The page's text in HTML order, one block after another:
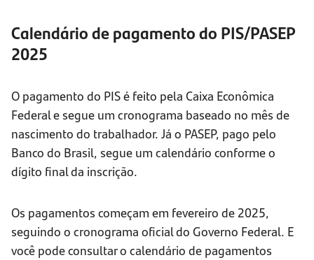
Calendário de pagamento do PIS/PASEP
2025
O pagamento do PIS é feito pela Caixa Econômica
Federal e segue um cronograma baseado no mês de
nascimento do trabalhador. Já o PASEP, pago pelo
Banco do Brasil, segue um calendário conforme o
dígito final da inscrição.
Os pagamentos começam em fevereiro de 2025,
seguindo o cronograma oficial do Governo Federal. E
você pode consultar o calendário de pagamentos